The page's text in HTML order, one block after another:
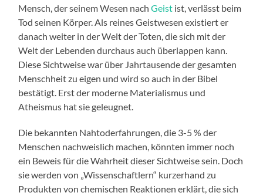
Mensch, der seinem Wesen nachGeist ist, verlässt beim
Tod seinen Körper. Als reines Geistwesen existiert er
danach weiter in der Welt der Toten, die sich mit der
Welt der Lebenden durchaus auch überlappen kann.
Diese Sichtweise war über Jahrtausende der gesamten
Menschheit zu eigen und wird so auch in der Bibel
bestätigt. Erst der moderne Materialismus und
Atheismus hat sie geleugnet.
Die bekannten Nahtoderfahrungen, die 3-5 % der
Menschen nachweislich machen, könnten immer noch
ein Beweis für die Wahrheit dieser Sichtweise sein. Doch
sie werden von „Wissenschaftlern“ kurzerhand zu
Produkten von chemischen Reaktionen erklärt, die sich